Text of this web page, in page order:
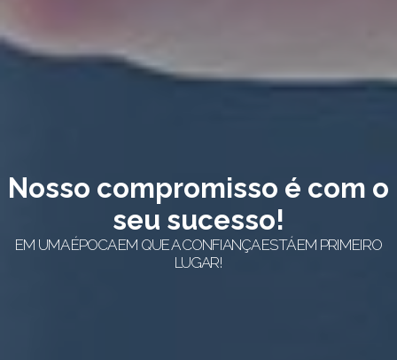
Nosso compromisso é com o
seu sucesso!
EM UMA ÉPOCA EM QUE A CONFIANÇA ESTÁ EM PRIMEIRO
LUGAR!